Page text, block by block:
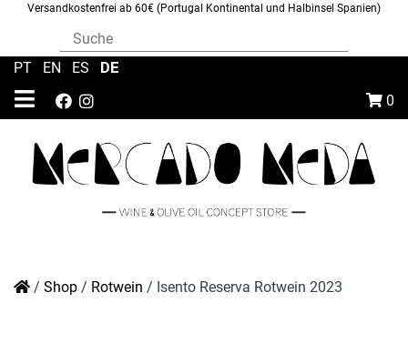
Versandkostenfrei ab 60€ (Portugal Kontinental und Halbinsel Spanien)
0
PT EN ES DE
/ Shop / Rotwein / Isento Reserva Rotwein 2023